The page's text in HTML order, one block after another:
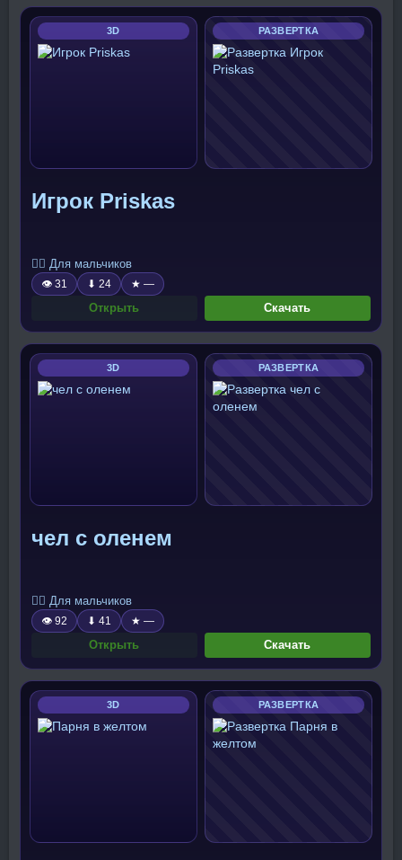
3D РАЗВЕРТКА
Игрок Priskas
🧍‍♂️ Для мальчиков
👁 31 ⬇ 24 ★ —
Открыть Скачать
3D РАЗВЕРТКА
чел с оленем
🧍‍♂️ Для мальчиков
👁 92 ⬇ 41 ★ —
Открыть Скачать
3D РАЗВЕРТКА